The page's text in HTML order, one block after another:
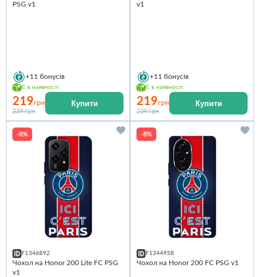
PSG v1
+11 бонусів
Є в наявності
219грн
239 грн
Купити
v1
+11 бонусів
Є в наявності
219грн
239 грн
Купити
-8%
F1346892
Чохол на Honor 200 Lite FC PSG
v1
-8%
F1344958
Чохол на Honor 200 FC PSG v1